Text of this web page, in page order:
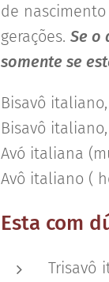
de
gerações. Se o
somente se
Bisavô
Bisavô
Avó italiana
Avô italiano (
Esta com
Trisavô